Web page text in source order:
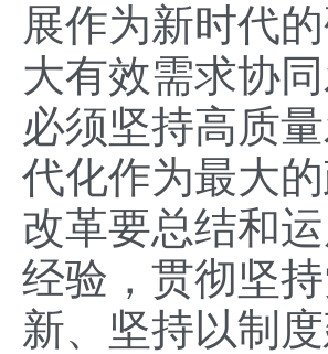
展作为新时代
大有效需求协
必须坚持高质
代化作为最大
改革要总结和
经验，贯彻坚
新、坚持以制